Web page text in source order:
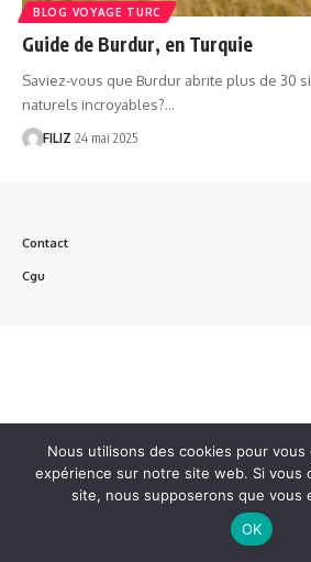
BLOG VOYAGE TURC
Guide de Burdur, en Turquie
Saviez-vous que Burdur abrite plus de 30
naturels incroyables?…
FILIZ 24 mai 2025
Contact
Cgu
Nous utilisons des cookies pour vous
expérience sur notre site web. Si vous
site, nous supposerons que vous
OK